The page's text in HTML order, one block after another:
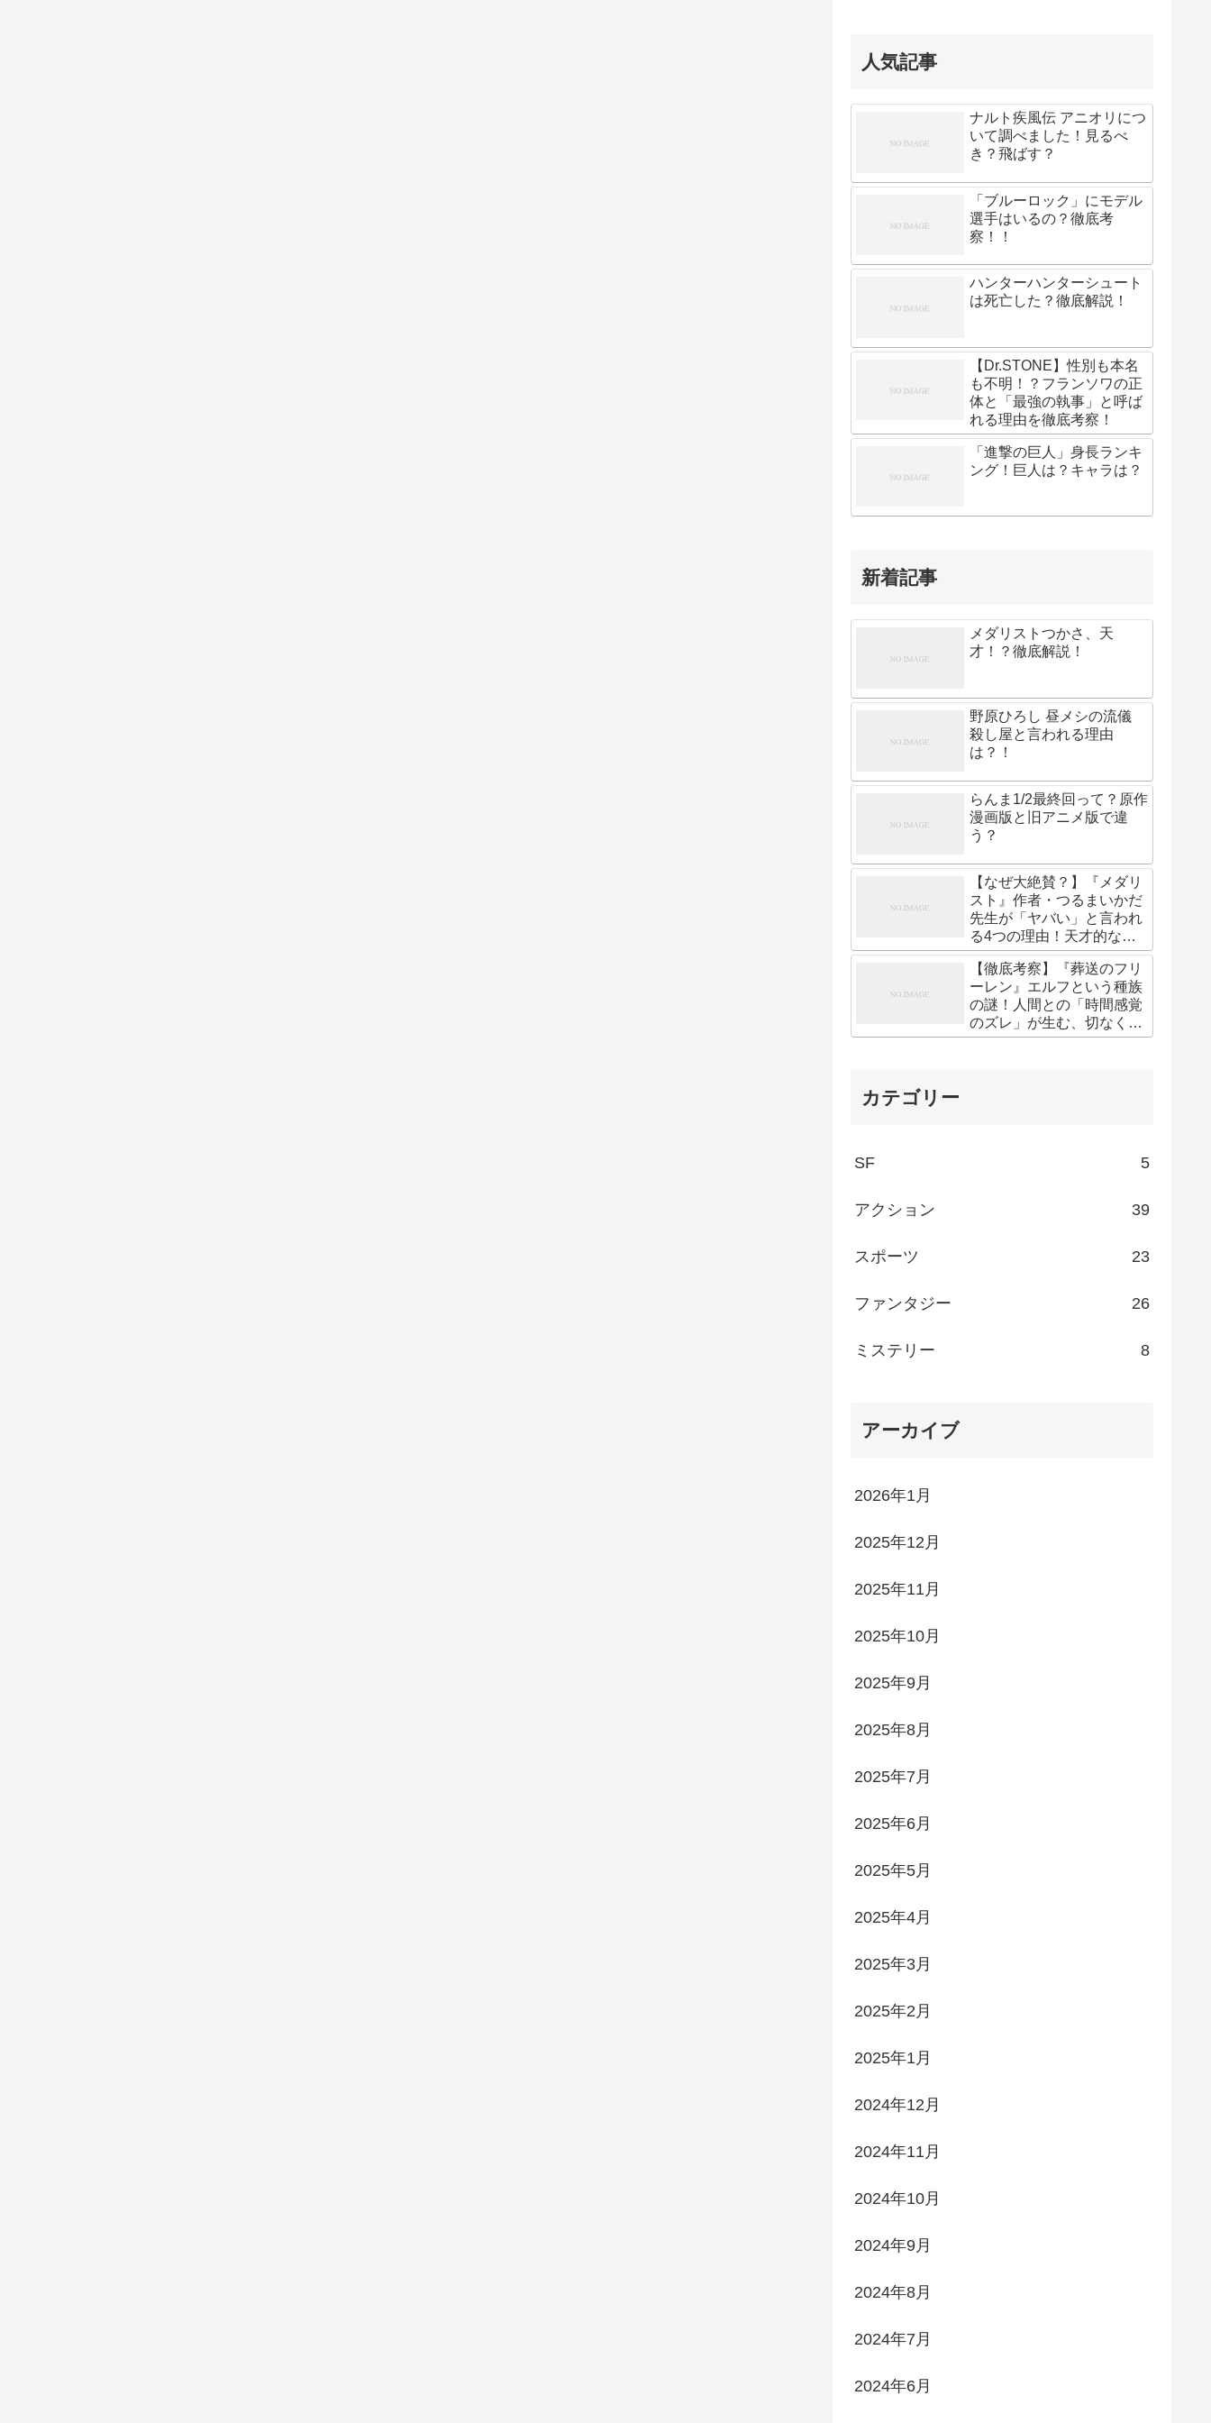
人気記事
ナルト疾風伝 アニオリにつ
いて調べました！見るべ
き？飛ばす？
「ブルーロック」にモデル
選手はいるの？徹底考
察！！
ハンターハンターシュート
は死亡した？徹底解説！
【Dr.STONE】性別も本名
も不明！？フランソワの正
体と「最強の執事」と呼ば
れる理由を徹底考察！
「進撃の巨人」身長ランキ
ング！巨人は？キャラは？
新着記事
メダリストつかさ、天
才！？徹底解説！
野原ひろし 昼メシの流儀
殺し屋と言われる理由
は？！
らんま1/2最終回って？原作
漫画版と旧アニメ版で違
う？
【なぜ大絶賛？】『メダリ
スト』作者・つるまいかだ
先生が「ヤバい」と言われ
る4つの理由！天才的な作
画と熱すぎる描写の真実
【徹底考察】『葬送のフリ
ーレン』エルフという種族
の謎！人間との「時間感覚
のズレ」が生む、切なくも
美しい孤独の真実
カテゴリー
SF 5
アクション 39
スポーツ 23
ファンタジー 26
ミステリー 8
アーカイブ
2026年1月
2025年12月
2025年11月
2025年10月
2025年9月
2025年8月
2025年7月
2025年6月
2025年5月
2025年4月
2025年3月
2025年2月
2025年1月
2024年12月
2024年11月
2024年10月
2024年9月
2024年8月
2024年7月
2024年6月